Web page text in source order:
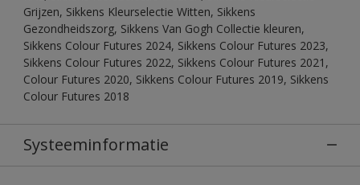
Grijzen, Sikkens Kleurselectie Witten, Sikkens
Gezondheidszorg, Sikkens Van Gogh Collectie kleuren,
Sikkens Colour Futures 2024, Sikkens Colour Futures 2023,
Sikkens Colour Futures 2022, Sikkens Colour Futures 2021,
Colour Futures 2020, Sikkens Colour Futures 2019, Sikkens
Colour Futures 2018
Systeeminformatie